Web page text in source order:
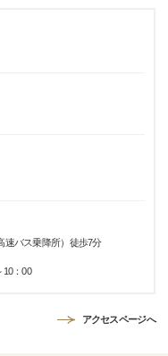
バス乗降所）徒歩7分
：00
アクセスページへ